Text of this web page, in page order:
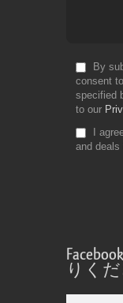
By
consent
specified
to our
I
and deals
りくだ